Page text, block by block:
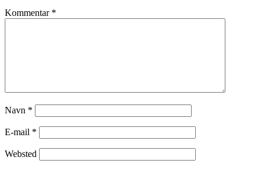
Kommentar *
Navn *
E-mail *
Websted